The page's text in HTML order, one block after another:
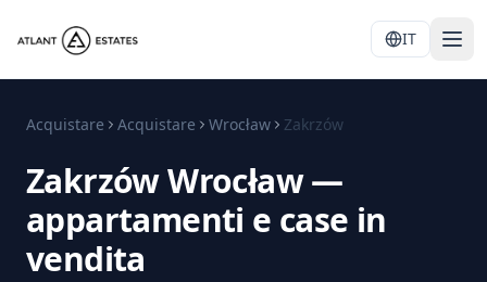
IT
Acquistare Acquistare Wrocław Zakrzów
Zakrzów Wrocław —
appartamenti e case in
vendita